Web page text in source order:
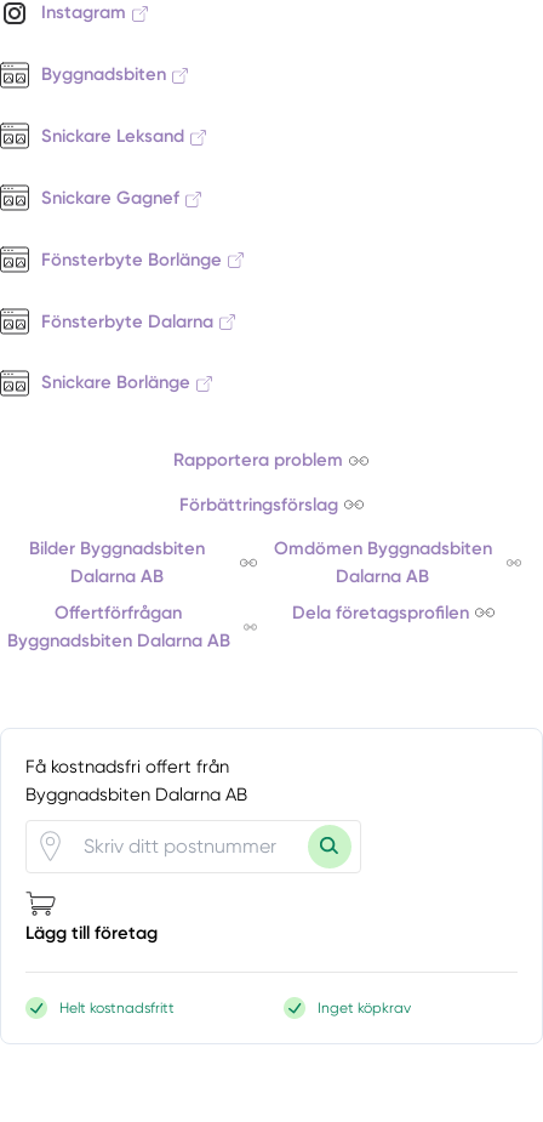
Instagram
Byggnadsbiten
Snickare Leksand
Snickare Gagnef
Fönsterbyte Borlänge
Fönsterbyte Dalarna
Snickare Borlänge
Rapportera problem
Förbättringsförslag
Bilder Byggnadsbiten
Dalarna AB
Omdömen Byggnadsbiten
Dalarna AB
Offertförfrågan
Byggnadsbiten Dalarna AB
Dela företagsprofilen
Få kostnadsfri offert från
Byggnadsbiten Dalarna AB
Lägg till företag
Helt kostnadsfritt Inget köpkrav